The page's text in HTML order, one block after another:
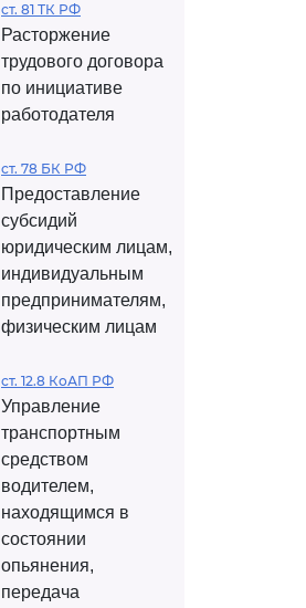
ст. 81 ТК РФ
Расторжение
трудового договора
по инициативе
работодателя
ст. 78 БК РФ
Предоставление
субсидий
юридическим лицам,
индивидуальным
предпринимателям,
физическим лицам
ст. 12.8 КоАП РФ
Управление
транспортным
средством
водителем,
находящимся в
состоянии
опьянения,
передача